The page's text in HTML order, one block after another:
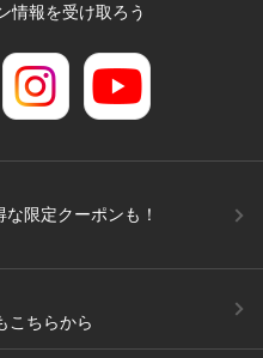
情報を受け取ろう
限定クーポンも！
こちらから